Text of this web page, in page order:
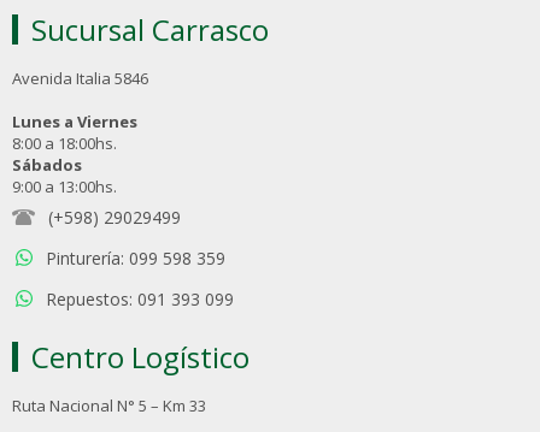
Sucursal Carrasco
Avenida Italia 5846
Lunes a Viernes
8:00 a 18:00hs.
Sábados
9:00 a 13:00hs.
(+598) 29029499
Pinturería: 099 598 359
Repuestos: 091 393 099
Centro Logístico
Ruta Nacional N° 5 – Km 33